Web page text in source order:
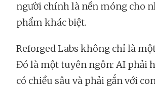
người chính là nền móng cho
phẩm khác biệt.
Reforged Labs không chỉ là
Đó là một tuyên ngôn: AI phải
có chiều sâu và phải gắn với